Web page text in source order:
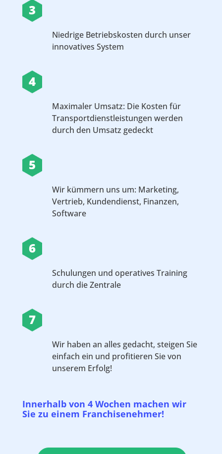
3
Niedrige Betriebskosten durch unser
innovatives System
4
Maximaler Umsatz: Die Kosten für
Transportdienstleistungen werden
durch den Umsatz gedeckt
5
Wir kümmern uns um: Marketing,
Vertrieb, Kundendienst, Finanzen,
Software
6
Schulungen und operatives Training
durch die Zentrale
7
Wir haben an alles gedacht, steigen Sie
einfach ein und profitieren Sie von
unserem Erfolg!
Innerhalb von 4 Wochen machen wir
Sie zu einem Franchisenehmer!